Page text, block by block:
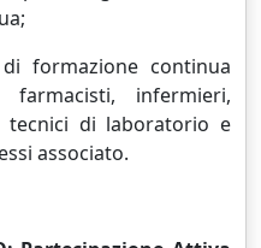
formazione continua
infermieri,
tecnici di laboratorio e
associato.